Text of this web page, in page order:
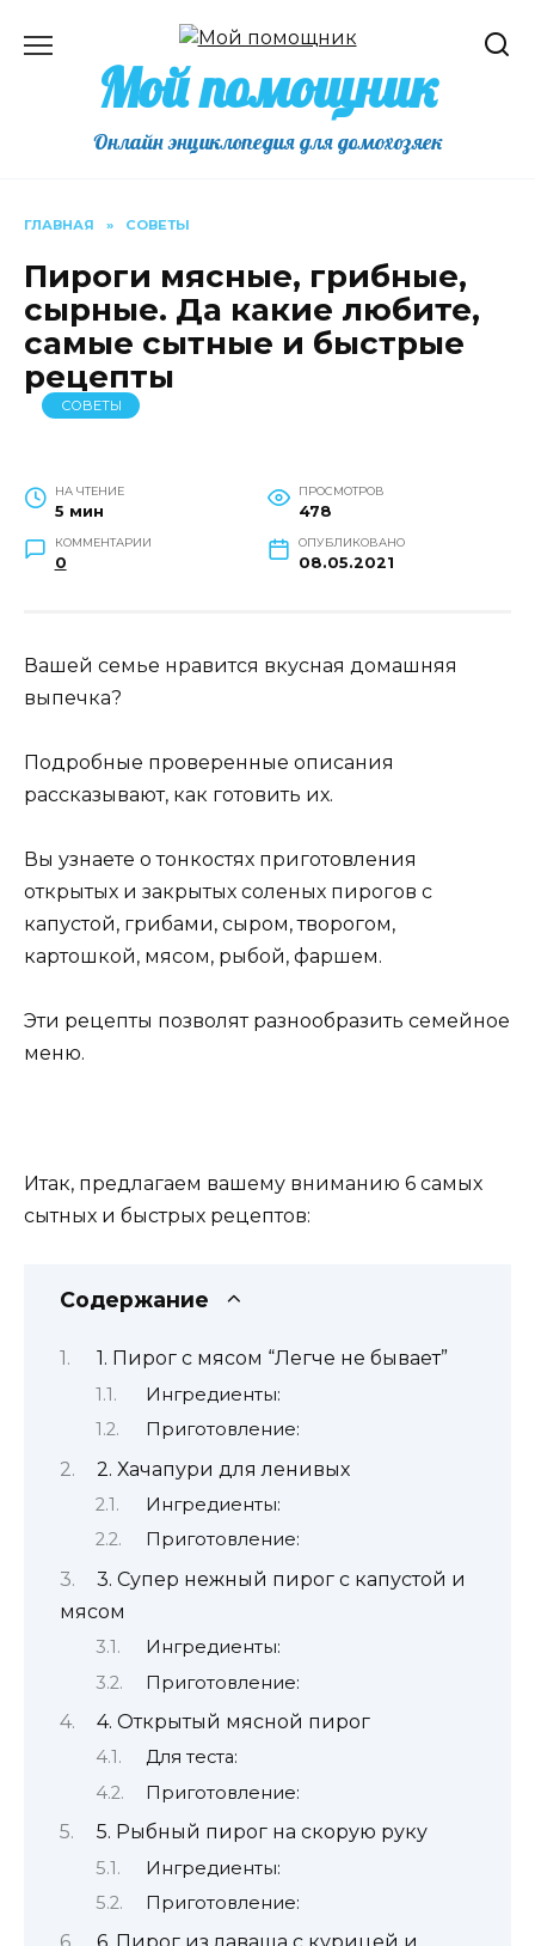
содержаниюМой помощник
Онлайн энциклопедия для домохозяек
ГЛАВНАЯ » СОВЕТЫ
Пироги мясные, грибные,
сырные. Да какие любите,
самые сытные и быстрые
рецепты
СОВЕТЫ
НА ЧТЕНИЕ
5 мин
ПРОСМОТРОВ
478
КОММЕНТАРИИ
0
ОПУБЛИКОВАНО
08.05.2021
Вашей семье нравится вкусная домашняя
выпечка?
Подробные проверенные описания
рассказывают, как готовить их.
Вы узнаете о тонкостях приготовления
открытых и закрытых соленых пирогов с
капустой, грибами, сыром, творогом,
картошкой, мясом, рыбой, фаршем.
Эти рецепты позволят разнообразить семейное
меню.
Итак, предлагаем вашему вниманию 6 самых
сытных и быстрых рецептов:
Содержание
1. Пирог с мясом “Легче не бывает”
Ингредиенты:
Приготовление:
2. Хачапури для ленивых
Ингредиенты:
Приготовление:
3. Супер нежный пирог с капустой и
мясом
Ингредиенты:
Приготовление:
4. Открытый мясной пирог
Для теста:
Приготовление:
5. Рыбный пирог на скорую руку
Ингредиенты:
Приготовление: